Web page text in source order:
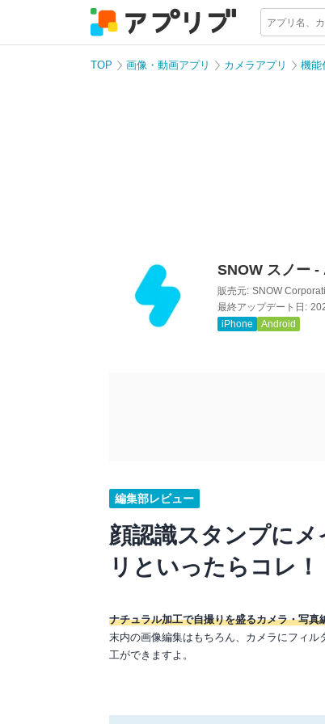
TOP 画像・動画アプリ カメラアプリ 機能
SNOW スノー -
販売元: SNOW
最終アップデート日:
iPhone
Android
編集部レビュー
顔認識スタンプに
リといったらコレ！
ナチュラル加工で自撮りを盛るカメラ・写真
末内の画像編集はもちろん、カメラにフィ
工ができますよ。